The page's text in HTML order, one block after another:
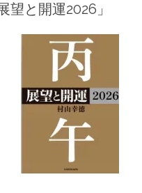
望と開運2026」